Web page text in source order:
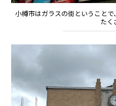
小樽市はガラスの街ということ
たく